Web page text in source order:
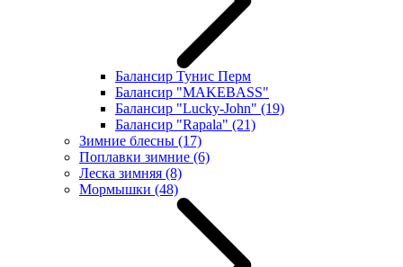
Балансир Тунис Перм
Балансир "MAKEBASS"
Балансир "Lucky-John" (19)
Балансир "Rapala" (21)
Зимние блесны (17)
Поплавки зимние (6)
Леска зимняя (8)
Мормышки (48)